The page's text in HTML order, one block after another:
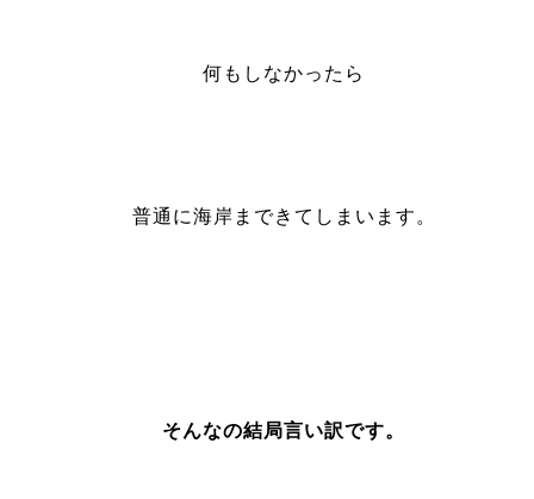
何もしなかったら
普通に海岸まできてしまいます。
そんなの結局言い訳です。